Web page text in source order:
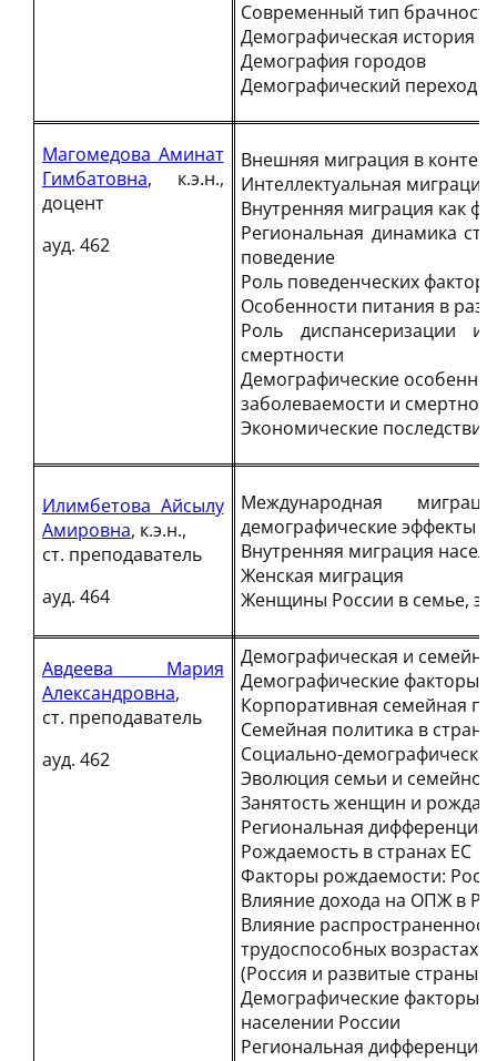
Современный тип
Демографическая история
Демография городов
Демографический переход в
Магомедова Аминат
Гимбатовна, к.э.н.,
доцент
ауд. 462
Внешняя миграция в
Интеллектуальная
Внутренняя миграция как
Региональная динамика
поведение
Роль поведенческих
Особенности питания в
Роль диспансеризации
смертности
Демографические
заболеваемости и
Экономические
Илимбетова Айсылу
Амировна, к.э.н.,
ст. преподаватель
ауд. 464
Международная
демографические эффекты
Внутренняя миграция
Женская миграция
Женщины России в семье,
Авдеева Мария
Александровна,
ст. преподаватель
ауд. 462
Демографическая и
Демографические факторы
Корпоративная семейная
Семейная политика в
Социально-
Эволюция семьи и семейной
Занятость женщин и
Региональная
Рождаемость в странах ЕС
Факторы рождаемости:
Влияние дохода на ОПЖ в
Влияние
трудоспособных возрастах
(Россия и развитые страны
Демографические факторы
населении России
Региональная